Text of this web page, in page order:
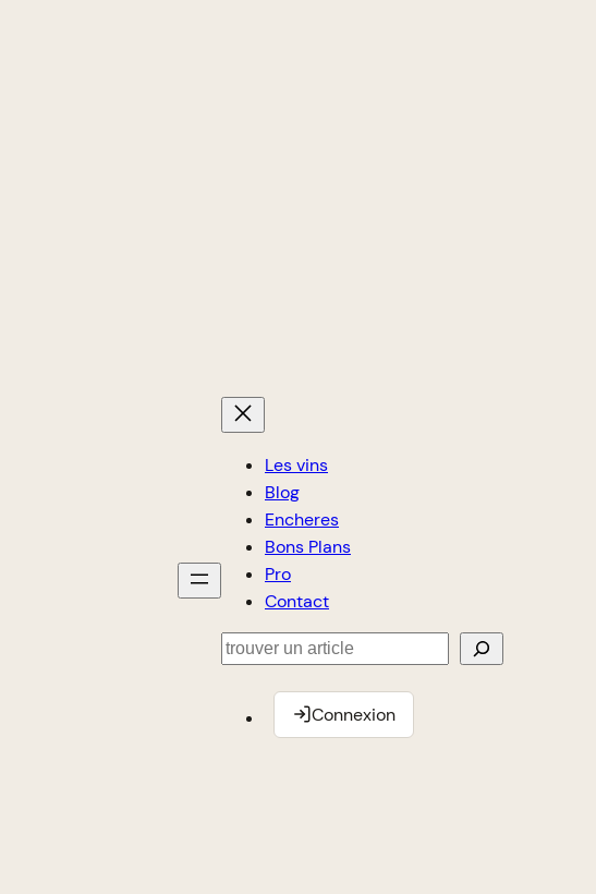
Les vins
Blog
Encheres
Bons Plans
Pro
Contact
Rechercher
Connexion